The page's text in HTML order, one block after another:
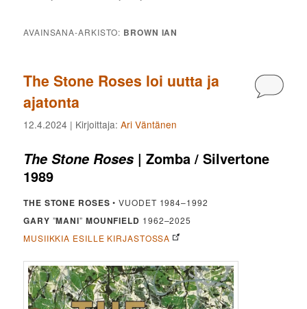
AVAINSANA-ARKISTO: BROWN IAN
The Stone Roses loi uutta ja
ajatonta
12.4.2024 | Kirjoittaja:Ari Väntänen
The Stone Roses | Zomba / Silvertone
1989
THE STONE ROSES • VUODET 1984–1992
GARY ”MANI” MOUNFIELD 1962–2025
MUSIIKKIA ESILLE KIRJASTOSSA